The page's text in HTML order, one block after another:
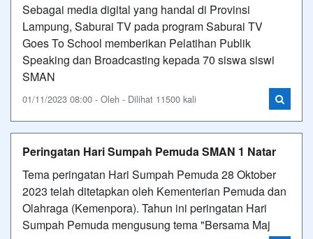
Sebagai media digital yang handal di Provinsi
Lampung, Saburai TV pada program Saburai TV
Goes To School memberikan Pelatihan Publik
Speaking dan Broadcasting kepada 70 siswa siswi
SMAN
01/11/2023 08:00 - Oleh - Dilihat 11500 kali
Peringatan Hari Sumpah Pemuda SMAN 1 Natar
Tema peringatan Hari Sumpah Pemuda 28 Oktober
2023 telah ditetapkan oleh Kementerian Pemuda dan
Olahraga (Kemenpora). Tahun ini peringatan Hari
Sumpah Pemuda mengusung tema "Bersama Maj